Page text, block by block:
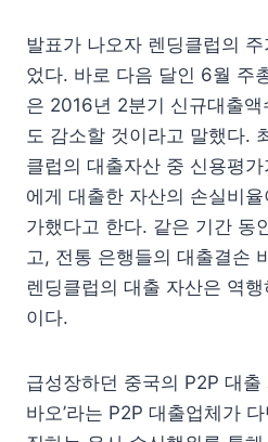
발표가 나오자 렌딩클럽의
었다. 바로 다음 달인 6월 주
은 2016년 2분기 신규대출
도 감소할 것이라고 말했다.
클럽의 대출자산 중 신용평
에게 대출한 자산의 손실비
가했다고 한다. 같은 기간 동
고, 전통 은행들의 대출결손
렌딩클럽의 대출 자산은 역
이다.
급성장하던 중국의 P2P 대출
바오’라는 P2P 대출업체가